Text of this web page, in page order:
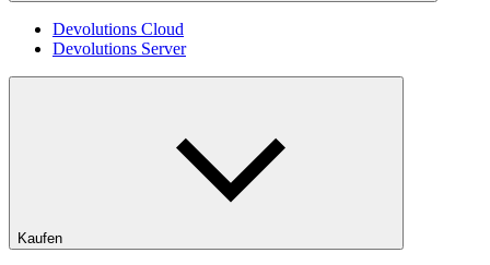
Devolutions Cloud
Devolutions Server
Kaufen